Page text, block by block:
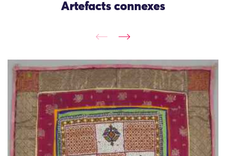
Artefacts connexes